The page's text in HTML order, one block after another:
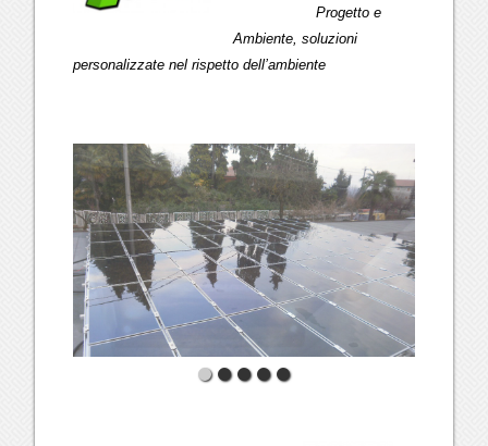
Progetto e
Ambiente, soluzioni
personalizzate nel rispetto dell’ambiente